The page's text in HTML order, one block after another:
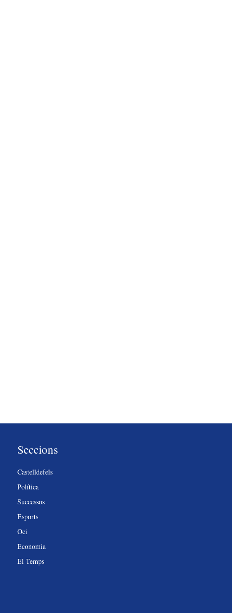
Seccions
Castelldefels
Política
Successos
Esports
Oci
Economia
El Temps